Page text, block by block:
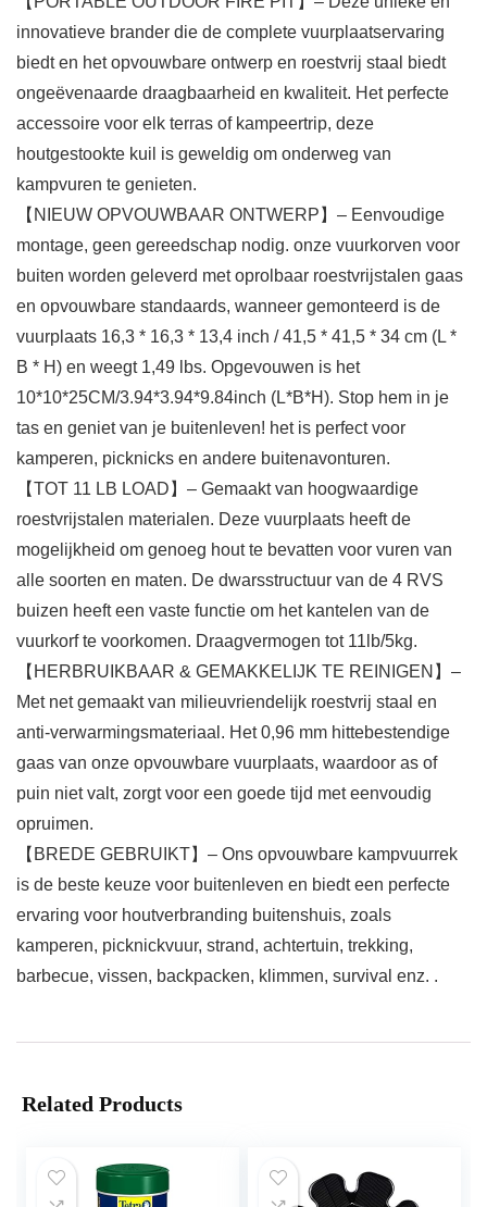
innovatieve brander die de complete vuurplaatservaring
biedt en het opvouwbare ontwerp en roestvrij staal biedt
ongeëvenaarde draagbaarheid en kwaliteit. Het perfecte
accessoire voor elk terras of kampeertrip, deze
houtgestookte kuil is geweldig om onderweg van
kampvuren te genieten.
【NIEUW OPVOUWBAAR ONTWERP】– Eenvoudige
montage, geen gereedschap nodig. onze vuurkorven voor
buiten worden geleverd met oprolbaar roestvrijstalen gaas
en opvouwbare standaards, wanneer gemonteerd is de
vuurplaats 16,3 * 16,3 * 13,4 inch / 41,5 * 41,5 * 34 cm (L *
B * H) en weegt 1,49 lbs. Opgevouwen is het
10*10*25CM/3.94*3.94*9.84inch (L*B*H). Stop hem in je
tas en geniet van je buitenleven! het is perfect voor
kamperen, picknicks en andere buitenavonturen.
【TOT 11 LB LOAD】– Gemaakt van hoogwaardige
roestvrijstalen materialen. Deze vuurplaats heeft de
mogelijkheid om genoeg hout te bevatten voor vuren van
alle soorten en maten. De dwarsstructuur van de 4 RVS
buizen heeft een vaste functie om het kantelen van de
vuurkorf te voorkomen. Draagvermogen tot 11lb/5kg.
【HERBRUIKBAAR & GEMAKKELIJK TE REINIGEN】–
Met net gemaakt van milieuvriendelijk roestvrij staal en
anti-verwarmingsmateriaal. Het 0,96 mm hittebestendige
gaas van onze opvouwbare vuurplaats, waardoor as of
puin niet valt, zorgt voor een goede tijd met eenvoudig
opruimen.
【BREDE GEBRUIKT】– Ons opvouwbare kampvuurrek
is de beste keuze voor buitenleven en biedt een perfecte
ervaring voor houtverbranding buitenshuis, zoals
kamperen, picknickvuur, strand, achtertuin, trekking,
barbecue, vissen, backpacken, klimmen, survival enz. .
Related Products